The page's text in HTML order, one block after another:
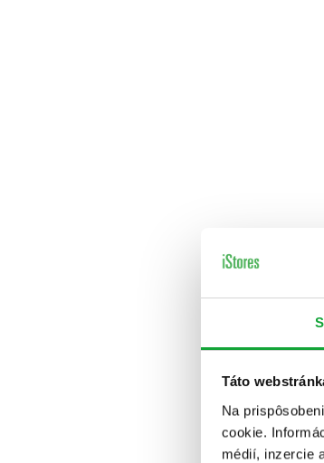
Táto
Na
cookie.
médií, inzercie